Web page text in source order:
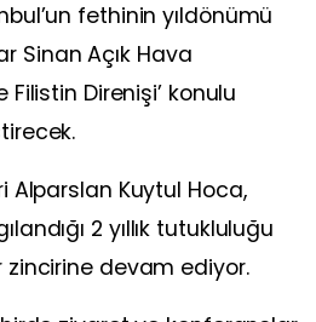
fethinin yıldönümü
Sinan Açık Hava
Filistin Direnişi’ konulu
Alparslan Kuytul Hoca,
2 yıllık tutukluluğu
zincirine devam ediyor.